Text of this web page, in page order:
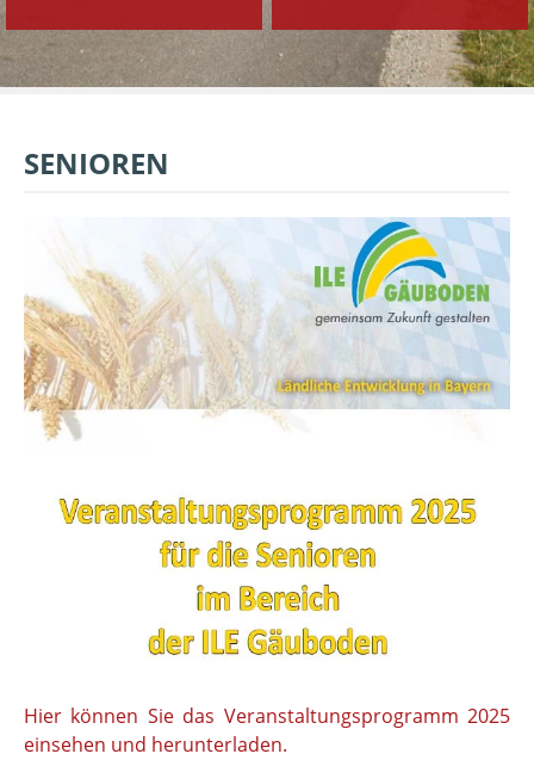
SENIOREN
Hier können Sie das Veranstaltungsprogramm 2025
einsehen und herunterladen.